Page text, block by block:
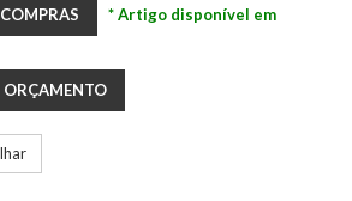
* Artigo disponível em